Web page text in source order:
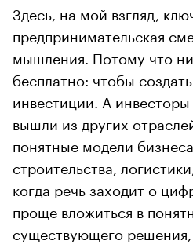
Здесь, на мой взгляд,
предпринимательская
мышления. Потому что
бесплатно: чтобы
инвестиции. А
вышли из других
понятные модели
строительства,
когда речь заходит о
проще вложиться в
существующего